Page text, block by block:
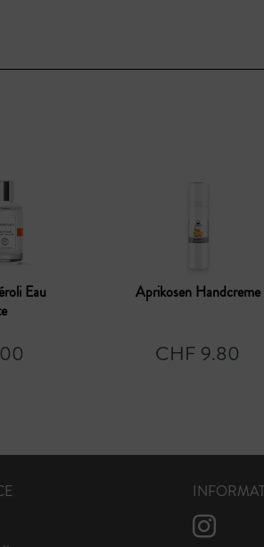
Eau
Aprikosen Handcreme
CHF 9.80